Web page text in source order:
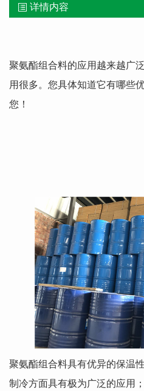
详情内容
聚氨酯组合料的应用越来越广
用很多。您具体知道它有哪些
您！
聚氨酯组合料具有优异的保温
制冷方面具有极为广泛的应用